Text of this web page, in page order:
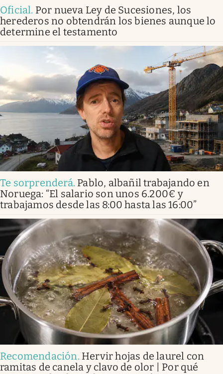
Oficial. Por nueva Ley de Sucesiones, los
herederos no obtendrán los bienes aunque lo
determine el testamento
Te sorprenderá. Pablo, albañil trabajando en
Noruega: “El salario son unos 6.200€ y
trabajamos desde las 8:00 hasta las 16:00”
Recomendación. Hervir hojas de laurel con
ramitas de canela y clavo de olor | Por qué